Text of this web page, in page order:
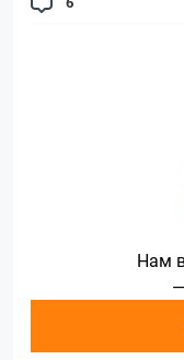
Нам